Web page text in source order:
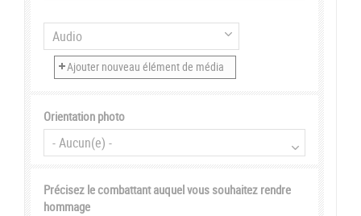
Orientation photo
Précisez le combattant auquel vous souhaitez rendre
hommage